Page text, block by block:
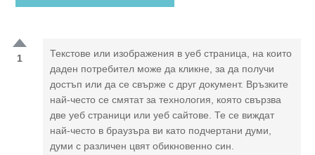
1
Текстове или изображения в уеб страница, на които
даден потребител може да кликне, за да получи
достъп или да се свърже с друг документ. Връзките
най-често се смятат за технология, която свързва
две уеб страници или уеб сайтове. Те се виждат
най-често в браузъра ви като подчертани думи,
думи с различен цвят обикновенно син.